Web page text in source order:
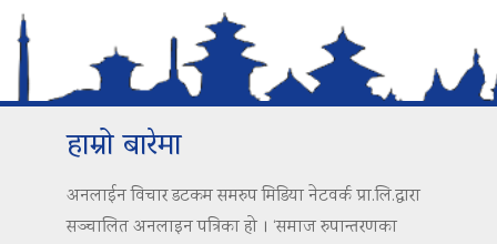
हाम्रो बारेमा
अनलाईन विचार डटकम समरुप मिडिया नेटवर्क प्रा.लि.द्वारा
सञ्चालित अनलाइन पत्रिका हो । ‘समाज रुपान्तरणका